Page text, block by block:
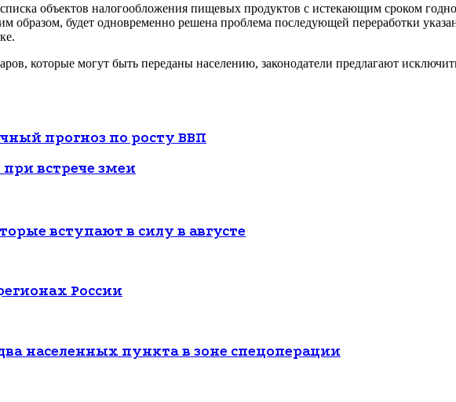
объектов налогообложения пищевых продуктов с истекающим сроком
образом, будет одновременно решена проблема последующей переработки
которые могут быть переданы населению, законодатели предлагают
прогноз по росту ВВП
при встрече змеи
вступают в силу в августе
России
населенных пункта в зоне спецоперации